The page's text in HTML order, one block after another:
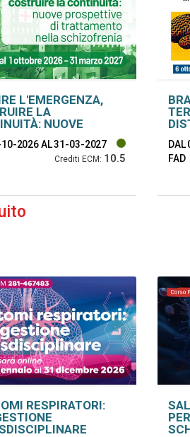
L'EMERGENZA,
LA
NUOVE
NELLA
10-2026AL 31-03-2027
Crediti ECM: 10.5
FAD
RESPIRATORI: